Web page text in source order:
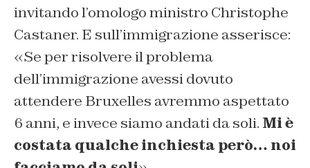
invitando l’omologo ministro Christophe
Castaner. E sull’immigrazione asserisce:
«Se per risolvere il problema
dell’immigrazione avessi dovuto
attendere Bruxelles avremmo aspettato
6 anni, e invece siamo andati da soli. Mi è
costata qualche inchiesta però… noi